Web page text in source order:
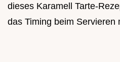
dieses Karamell Tarte-
das Timing beim Servieren